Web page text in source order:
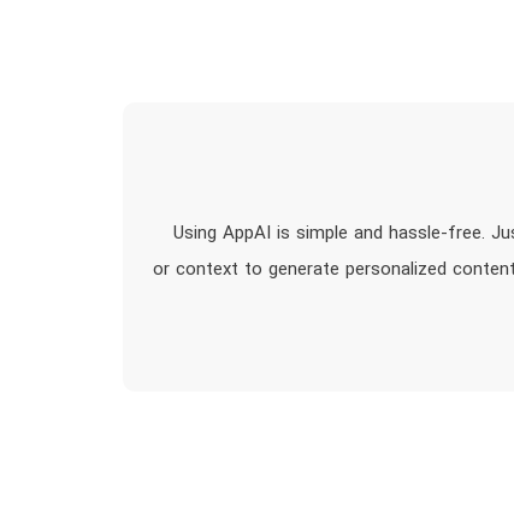
Using AppAI is simple and hassle-free.
or context to generate personalized